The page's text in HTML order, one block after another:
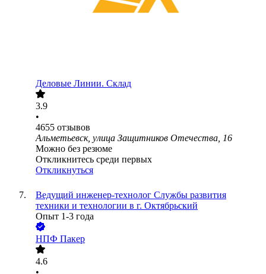
Деловые Линии. Склад
3.9
•
4655 отзывов
Альметьевск, улица Защитников Отечества, 16
Можно без резюме
Откликнитесь среди первых
Откликнуться
Ведущий инженер-технолог Службы развития
техники и технологии в г. Октябрьский
Опыт 1-3 года
НПФ Пакер
4.6